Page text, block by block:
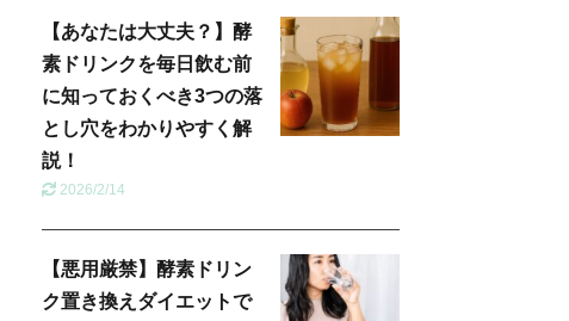
【あなたは大丈夫？】酵
素ドリンクを毎日飲む前
に知っておくべき3つの落
とし穴をわかりやすく解
説！
2026/2/14
【悪用厳禁】酵素ドリン
ク置き換えダイエットで